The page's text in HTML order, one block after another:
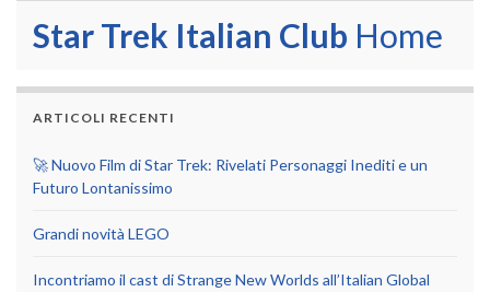
Star Trek Italian Club Home
ARTICOLI RECENTI
🚀 Nuovo Film di Star Trek: Rivelati Personaggi Inediti e un
Futuro Lontanissimo
Grandi novità LEGO
Incontriamo il cast di Strange New Worlds all’Italian Global